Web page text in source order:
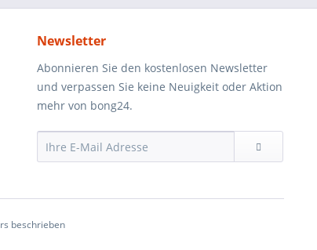
Newsletter
Abonnieren Sie den kostenlosen Newsletter
und verpassen Sie keine Neuigkeit oder Aktion
mehr von bong24.
beschrieben